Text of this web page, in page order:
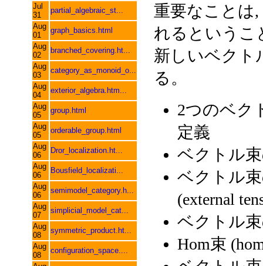
Jul
31
partial_algebraic_st...
Aug
01
graph_basics.html
Aug
02
branched_covering.ht...
Aug
03
category_as_monoid_o...
Aug
04
exterior_algebra.htm...
Aug
05
group.html
Aug
05
orderable_group.html
Aug
06
Dror_localization.ht...
Aug
06
Bousfield_localizati...
Aug
06
semimodel_category.h...
Aug
07
simplicial_model_cat...
Aug
08
symmetric_product.ht...
Aug
08
configuration_space....
重要なことは,
れるというこ
新しいベクト
る。
2つのベク
定義
ベクトル
ベクトル
(external
ベクトル束
Hom束